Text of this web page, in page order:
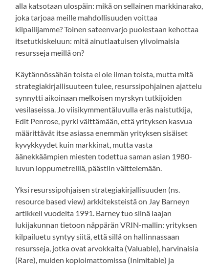
alla katsotaan ulospäin: mikä on sellainen markkinarako,
joka tarjoaa meille mahdollisuuden voittaa
kilpailijamme? Toinen sateenvarjo puolestaan kehottaa
itsetutkiskeluun: mitä ainutlaatuisen ylivoimaisia
resursseja meillä on?
Käytännössähän toista ei ole ilman toista, mutta mitä
strategiakirjallisuuteen tulee, resurssipohjainen ajattelu
synnytti aikoinaan melkoisen myrskyn tutkijoiden
vesilaseissa. Jo viisikymmentäluvulla eräs naistutkija,
Edit Penrose, pyrki väittämään, että yrityksen kasvua
määrittävät itse asiassa enemmän yrityksen sisäiset
kyvykkyydet kuin markkinat, mutta vasta
äänekkäämpien miesten todettua saman asian 1980-
luvun loppumetreillä, päästiin väittelemään.
Yksi resurssipohjaisen strategiakirjallisuuden (ns.
resource based view) arkkiteksteistä on Jay Barneyn
artikkeli vuodelta 1991. Barney tuo siinä laajan
lukijakunnan tietoon näppärän VRIN-mallin: yrityksen
kilpailuetu syntyy siitä, että sillä on hallinnassaan
resursseja, jotka ovat arvokkaita (Valuable), harvinaisia
(Rare), muiden kopioimattomissa (Inimitable) ja